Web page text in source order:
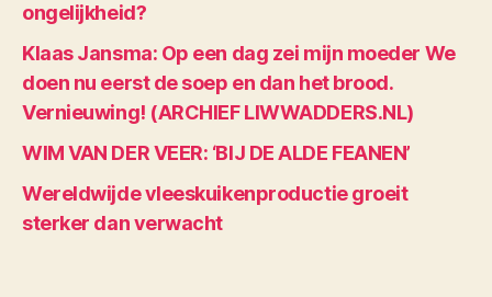
ongelijkheid?
Klaas Jansma: Op een dag zei mijn moeder We
doen nu eerst de soep en dan het brood.
Vernieuwing! (ARCHIEF LIWWADDERS.NL)
WIM VAN DER VEER: ‘BIJ DE ALDE FEANEN’
Wereldwijde vleeskuikenproductie groeit
sterker dan verwacht